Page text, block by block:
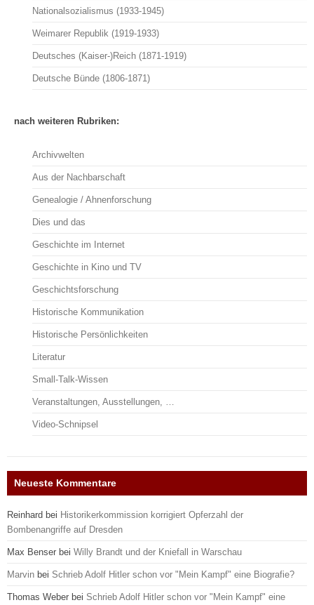
Nationalsozialismus (1933-1945)
Weimarer Republik (1919-1933)
Deutsches (Kaiser-)Reich (1871-1919)
Deutsche Bünde (1806-1871)
nach weiteren Rubriken:
Archivwelten
Aus der Nachbarschaft
Genealogie / Ahnenforschung
Dies und das
Geschichte im Internet
Geschichte in Kino und TV
Geschichtsforschung
Historische Kommunikation
Historische Persönlichkeiten
Literatur
Small-Talk-Wissen
Veranstaltungen, Ausstellungen, …
Video-Schnipsel
Neueste Kommentare
Reinhard bei Historikerkommission korrigiert Opferzahl der
Bombenangriffe auf Dresden
Max Benser bei Willy Brandt und der Kniefall in Warschau
Marvin bei Schrieb Adolf Hitler schon vor "Mein Kampf" eine Biografie?
Thomas Weber bei Schrieb Adolf Hitler schon vor "Mein Kampf" eine